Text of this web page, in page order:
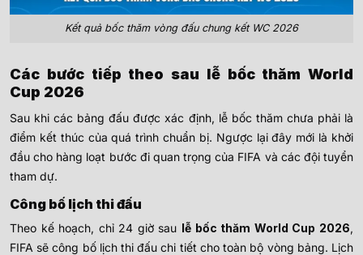
Kết quả bốc thăm vòng đấu chung kết WC 2026
Các bước tiếp theo sau lễ bốc thăm World
Cup 2026
Sau khi các bảng đấu được xác định, lễ bốc thăm chưa phải là
điểm kết thúc của quá trình chuẩn bị. Ngược lại đây mới là khởi
đầu cho hàng loạt bước đi quan trọng của FIFA và các đội tuyển
tham dự.
Công bố lịch thi đấu
Theo kế hoạch, chỉ 24 giờ sau lễ bốc thăm World Cup 2026,
FIFA sẽ công bố lịch thi đấu chi tiết cho toàn bộ vòng bảng. Lịch